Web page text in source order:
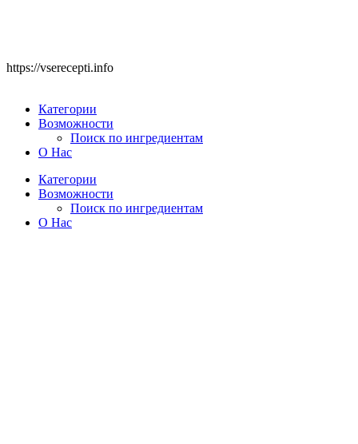
https://vserecepti.info
Категории
Возможности
Поиск по ингредиентам
О Нас
Категории
Возможности
Поиск по ингредиентам
О Нас